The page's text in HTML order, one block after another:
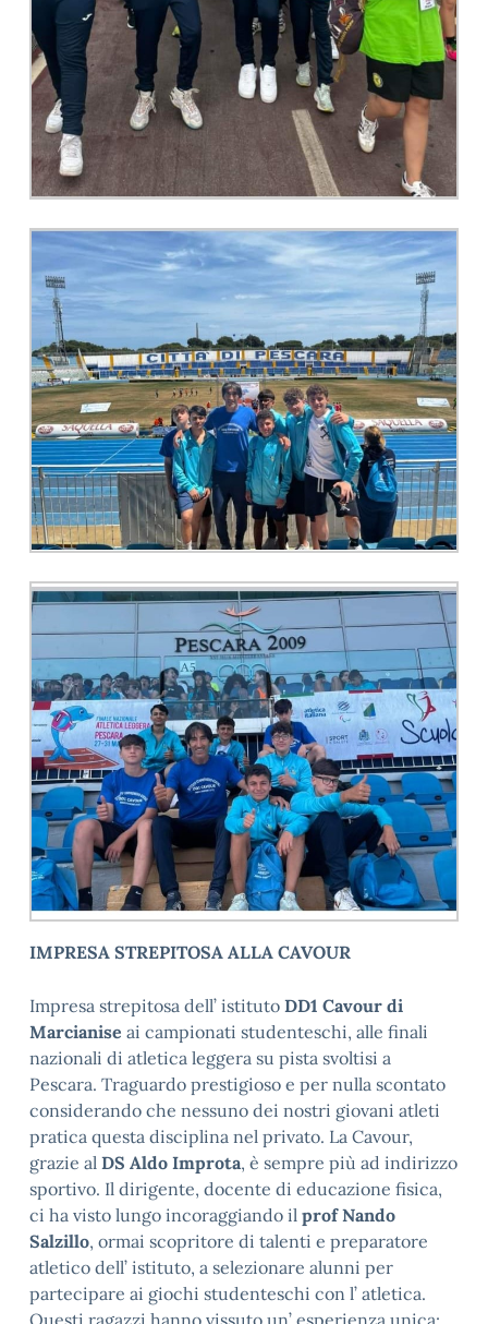
IMPRESA STREPITOSA ALLA CAVOUR
Impresa strepitosa dell’ istituto DD1 Cavour di
Marcianise ai campionati studenteschi, alle finali
nazionali di atletica leggera su pista svoltisi a
Pescara. Traguardo prestigioso e per nulla scontato
considerando che nessuno dei nostri giovani atleti
pratica questa disciplina nel privato. La Cavour,
grazie al DS Aldo Improta, è sempre più ad indirizzo
sportivo. Il dirigente, docente di educazione fisica,
ci ha visto lungo incoraggiando il prof Nando
Salzillo, ormai scopritore di talenti e preparatore
atletico dell’ istituto, a selezionare alunni per
partecipare ai giochi studenteschi con l’ atletica.